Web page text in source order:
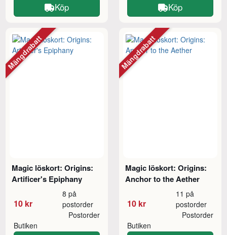
Köp Köp
Magic löskort: Origins:
Artificer's Epiphany
10 kr
8 på
postorder
Butiken
Postorder
Mängdrabatt
Magic löskort: Origins:
Anchor to the Aether
10 kr
11 på
postorder
Butiken
Postorder
Mängdrabatt